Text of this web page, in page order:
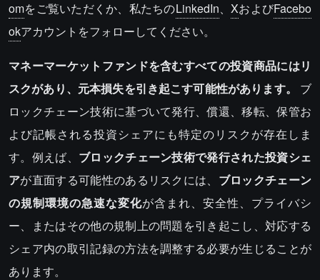
omをご覧いただくか、私たちのLinkedIn、 XおよびFacebo
okアカウントをフォローしてください。
マネーマーケットファンドを含むすべての投資商品にはリ
スクがあり、元本損失を引き起こす可能性があります。
ブ
ロックチェーン技術に基づいて発行、償還、移転、保管お
よび記帳される投資シェアにも特定のリスクが存在しま
す。例えば、 ブロックチェーン技術で発行された投資シェ
アが直面する可能性のあるリスクには、 ブロックチェーン
の規制環境の急速な変化が含まれ、安全性、プライバシ
ー、またはその他の規制上の問題を引き起こし、対応する
シェア内の取引記録の方法を調整する必要が生じることが
あります。